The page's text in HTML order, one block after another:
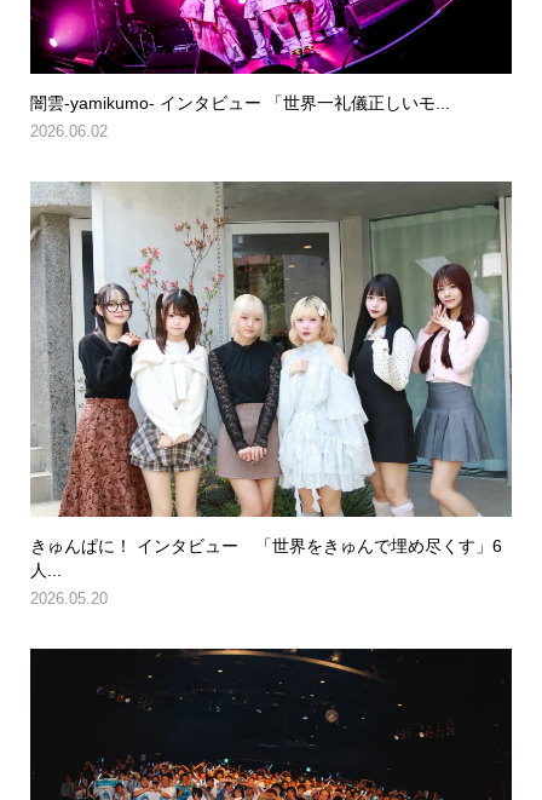
闇雲-yamikumo- インタビュー 「世界一礼儀正しいモ...
2026.06.02
きゅんぱに！ インタビュー 「世界をきゅんで埋め尽くす」6
人...
2026.05.20